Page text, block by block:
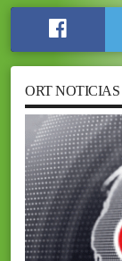
ORT NOTICIAS